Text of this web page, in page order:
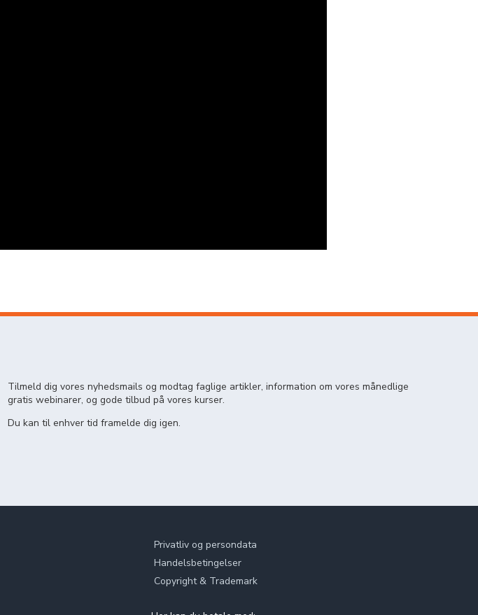
Tilmeld dig vores nyhedsmails og modtag faglige artikler, information om vores månedlige
gratis webinarer, og gode tilbud på vores kurser.
Du kan til enhver tid framelde dig igen.
Privatliv og persondata
Handelsbetingelser
Copyright & Trademark